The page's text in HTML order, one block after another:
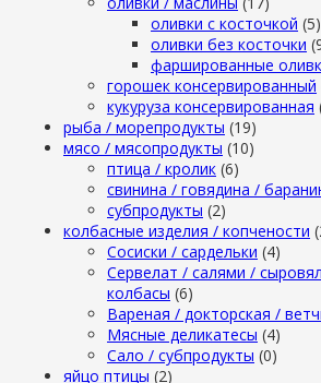
оливки с косточкой (5)
оливки без косточки
фаршированные
горошек консервированный
кукуруза консервированная
рыба / морепродукты (19)
мясо / мясопродукты (10)
птица / кролик (6)
свинина / говядина /
субпродукты (2)
колбасные изделия / копчености
Сосиски / сардельки (4)
Сервелат / салями /
колбасы (6)
Вареная / докторская /
Мясные деликатесы (4)
Сало / субпродукты (0)
яйцо птицы (2)